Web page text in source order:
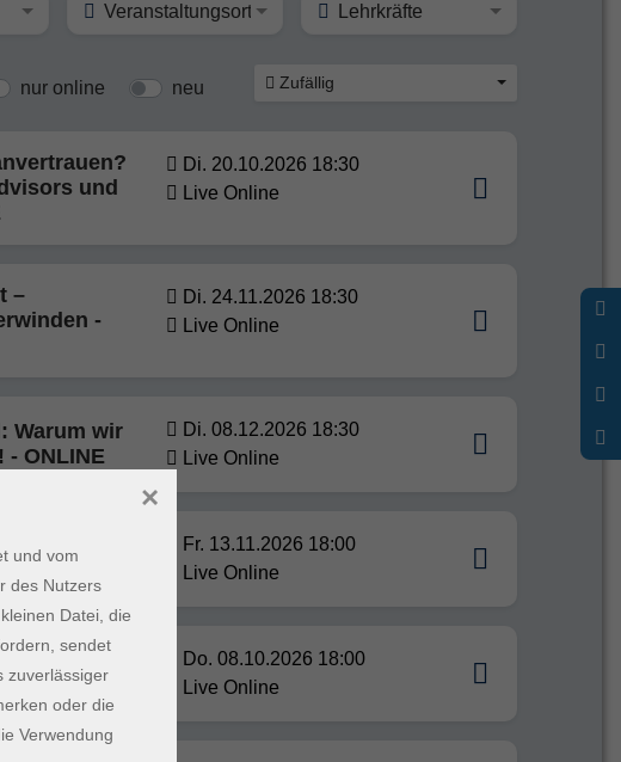
Veranstaltungsort Lehrkräfte
nur online neu Zufällig
und
Di. 20.10.2026 18:30
Live Online
–
-
Di. 24.11.2026 18:30
Live Online
Warum wir
- ONLINE
Di. 08.12.2026 18:30
Live Online
- ONLINE
Fr. 13.11.2026 18:00
Live Online
unsere
Do. 08.10.2026 18:00
Live Online
und vom
des Nutzers
Datei, die
sendet
zuverlässiger
oder die
Verwendung
×